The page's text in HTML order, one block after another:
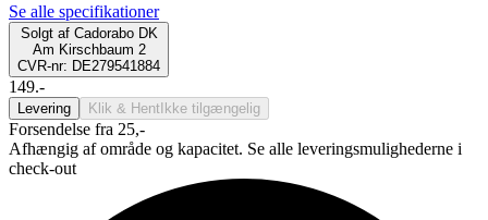
Se alle specifikationer
Solgt af Cadorabo DK
Am Kirschbaum 2
CVR-nr: DE279541884
149.-
Levering Klik & Hent Ikke tilgængelig
Forsendelse fra 25,-
Afhængig af område og kapacitet. Se alle leveringsmulighederne i
check-out